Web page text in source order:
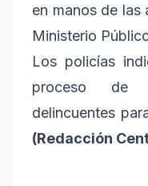
en manos de las
Ministerio
Los policías
proceso de
delincuentes
(Redacción